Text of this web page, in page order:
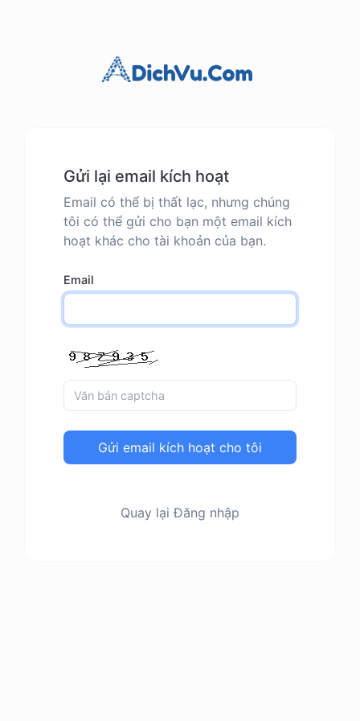
Gửi lại email kích hoạt
Email có thể bị thất lạc, nhưng chúng
tôi có thể gửi cho bạn một email kích
hoạt khác cho tài khoản của bạn.
Email
Gửi email kích hoạt cho tôi
Quay lại Đăng nhập